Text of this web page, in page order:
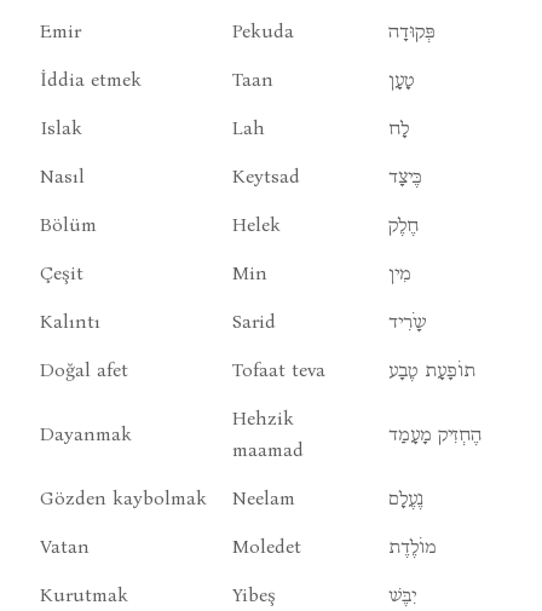
Emir Pekuda פְּקוּדָה
İddia etmek Taan טָעָן
Islak Lah לָח
Nasıl Keytsad כֶּיצָד
Bölüm Helek חֶלֶק
Çeşit Min מִין
Kalıntı Sarid שָֹרִיד
Doğal afet Tofaat teva תוֹפָעָת טֶבָע
Dayanmak
Hehzik
maamad
הֶחְזִיק מָעָמַד
Gözden kaybolmak Neelam נֶעֶלָם
Vatan Moledet מוֹלֶדֶת
Kurutmak Yibeş יִבֶּשׁ